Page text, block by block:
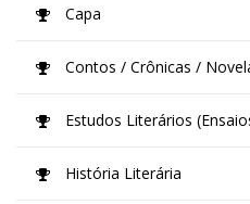
Capa
Contos / Crônicas /
Estudos Literários
História Literária